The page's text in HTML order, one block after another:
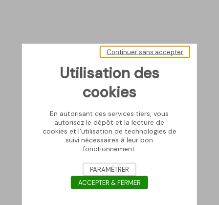
Utilisation des
cookies
En autorisant ces services tiers, vous
autorisez le dépôt et la lecture de
cookies et l'utilisation de technologies de
suivi nécessaires à leur bon
fonctionnement.
Continuer sans accepter
PARAMÉTRER
ACCEPTER & FERMER